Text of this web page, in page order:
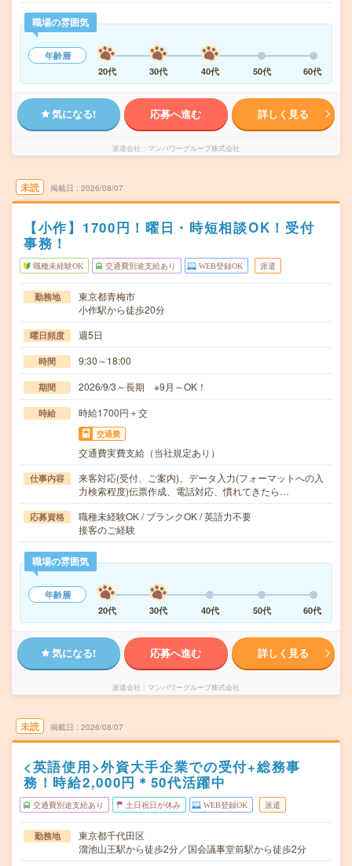
職場の雰囲気
年齢層
20代
30代 40代 50代 60代
気になる! 応募へ進む 詳しく見る
派遣会社 マンパワーグループ株式会社
未読 掲載日 2026/08/07
【小作】1700円！曜日・時短相談OK！受付
事務！
職種未経験OK 交通費別途支給あり WEB登録OK 派遣
勤務地
東京都青梅市
小作駅から徒歩20分
曜日頻度 週5日
時間 9:30～18:00
期間 2026/9/3～長期 ※9月～OK！
時給 時給1700円＋交
交通費
交通費実費支給（当社規定あり）
仕事内容
来客対応(受付、ご案内)、データ入力(フォーマットへの入
力検索程度)伝票作成、電話対応、慣れてきたら…
応募資格
職種未経験OK / ブランクOK / 英語力不要
接客のご経験
職場の雰囲気
年齢層
20代
30代 40代 50代 60代
気になる! 応募へ進む 詳しく見る
派遣会社 マンパワーグループ株式会社
未読 掲載日 2026/08/07
<英語使用>外資大手企業での受付+総務事
務！時給2,000円＊50代活躍中
交通費別途支給あり 土日祝日が休み WEB登録OK 派遣
勤務地
東京都千代田区
溜池山王駅から徒歩2分／国会議事堂前駅から徒歩2分